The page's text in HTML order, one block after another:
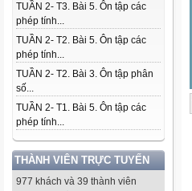
TUẦN 2- T3. Bài 5. Ôn tập các
phép tính...
TUẦN 2- T2. Bài 5. Ôn tập các
phép tính...
TUẦN 2- T2. Bài 3. Ôn tập phân
số...
TUẦN 2- T1. Bài 5. Ôn tập các
phép tính...
THÀNH VIÊN TRỰC TUYẾN
977 khách và 39 thành viên